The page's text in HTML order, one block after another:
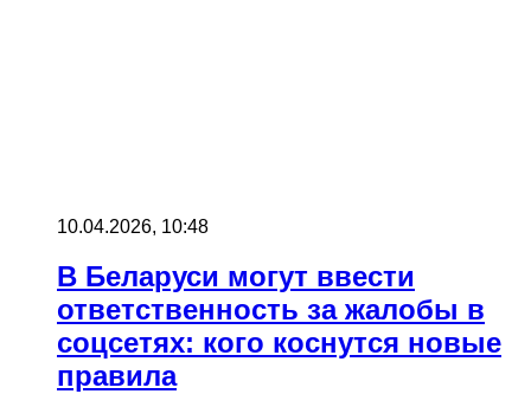
10.04.2026, 10:48
В Беларуси могут ввести
ответственность за жалобы в
соцсетях: кого коснутся новые
правила